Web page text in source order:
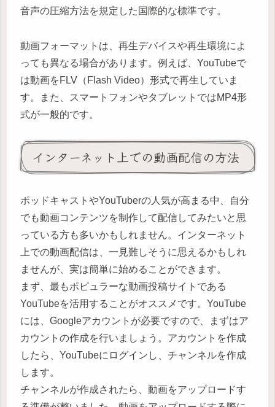
音声の圧縮方法を規定した国際的な標準です。
動画フォーマットは、再生デバイスや再生環境によ
っても異なる場合があります。例えば、YouTubeで
は動画をFLV（Flash Video）形式で再生していま
す。また、スマートフォンやタブレットではMP4形
式が一般的です。
インターネット上での動画配信の方法
ポッドキャストやYouTuberの人気が高まる中、自分
でも動画コンテンツを制作して配信してみたいと思
っている方も多いかもしれません。インターネット
上での動画配信は、一見難しそうに思えるかもしれ
ませんが、実は簡単に始めることができます。
まず、最もポピュラーな動画投稿サイトである
YouTubeを活用することがオススメです。YouTube
には、Googleアカウントが必要ですので、まずはア
カウントの作成を行いましょう。アカウントを作成
したら、YouTubeにログインし、チャンネルを作成
します。
チャンネルが作成されたら、動画をアップロードす